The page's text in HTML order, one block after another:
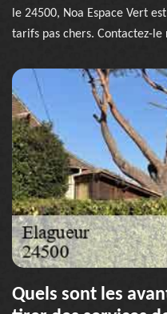
le 24500, Noa Espace Vert
tarifs pas chers. Contactez-
Quels sont les